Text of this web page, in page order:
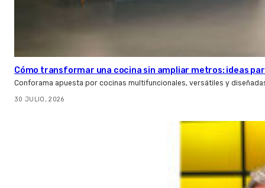
Cómo transformar una cocina sin ampliar metros: ideas
Conforama apuesta por cocinas multifuncionales, versátiles y
30 JULIO, 2026